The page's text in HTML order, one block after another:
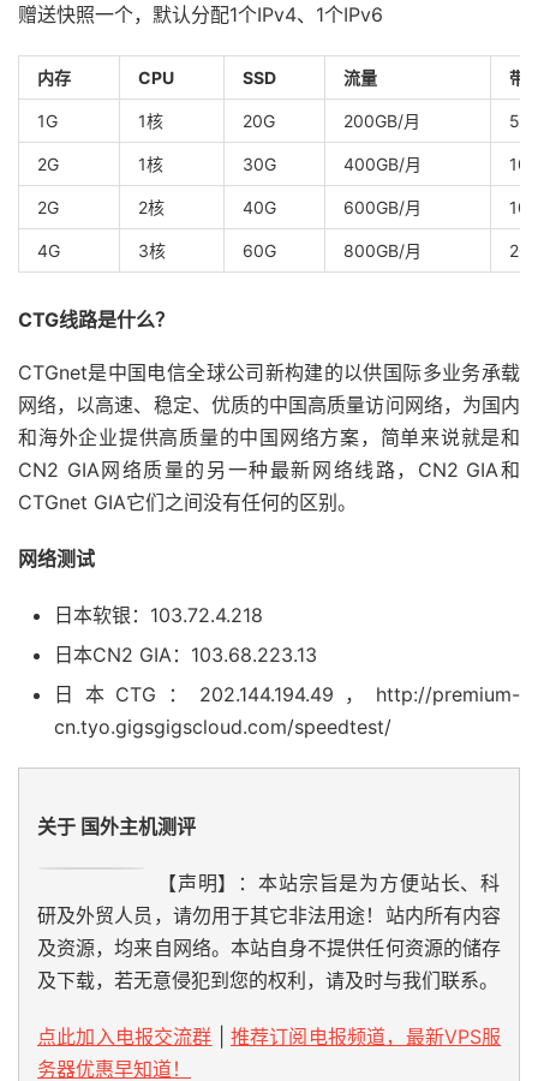
赠送快照一个，默认分配1个IPv4、1个IPv6
内存 CPU SSD 流量 带
1G 1核 20G 200GB/月
2G 1核 30G 400GB/月
2G 2核 40G 600GB/月
4G 3核 60G 800GB/月
CTG线路是什么？
CTGnet是中国电信全球公司新构建的以供国际多业务承载
网络，以高速、稳定、优质的中国高质量访问网络，为国内
和海外企业提供高质量的中国网络方案，简单来说就是和
CN2 GIA网络质量的另一种最新网络线路，CN2 GIA和
CTGnet GIA它们之间没有任何的区别。
网络测试
日本软银：103.72.4.218
日本CN2 GIA：103.68.223.13
日本CTG：202.144.194.49，http://premium-
cn.tyo.gigsgigscloud.com/speedtest/
关于 国外主机测评
【声明】：本站宗旨是为方便站长、科
研及外贸人员，请勿用于其它非法用途！站内所有内容
及资源，均来自网络。本站自身不提供任何资源的储存
及下载，若无意侵犯到您的权利，请及时与我们联系。
点此加入电报交流群
推荐订阅电报频道，最新VPS服
务器优惠早知道！